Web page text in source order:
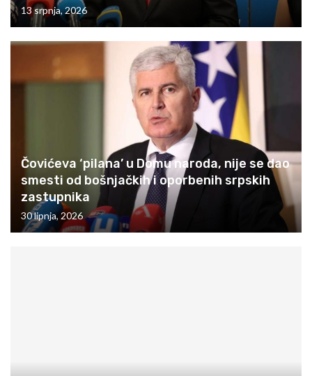
13 srpnja, 2026
Čovićeva ‘pilana’ u Domu naroda, nije se dao
smesti od bošnjačkih i oporbenih srpskih
zastupnika
30 lipnja, 2026